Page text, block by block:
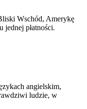
Wschód, Amerykę
płatności.
angielskim,
ludzie, w